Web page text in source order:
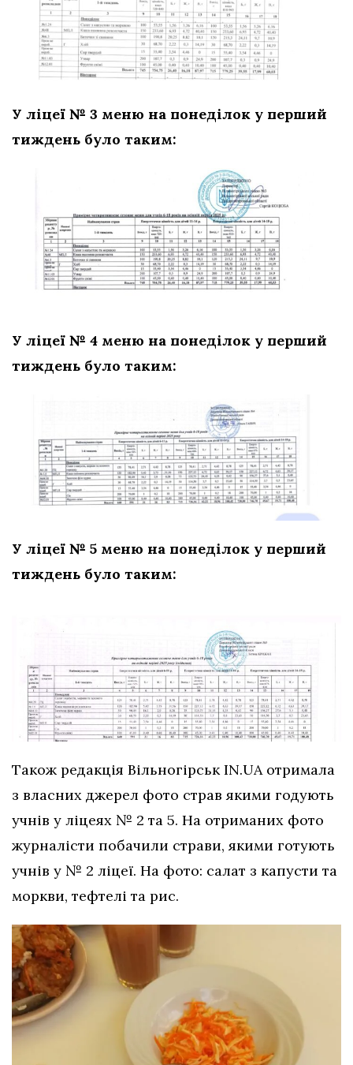
У ліцеї № 3 меню на понеділок у перший
тиждень було таким:
У ліцеї № 4 меню на понеділок у перший
тиждень було таким:
У ліцеї № 5 меню на понеділок у перший
тиждень було таким:
Також редакція Вільногірськ IN.UA отримала
з власних джерел фото страв якими годують
учнів у ліцеях № 2 та 5. На отриманих фото
журналісти побачили страви, якими готують
учнів у № 2 ліцеї. На фото: салат з капусти та
моркви, тефтелі та рис.